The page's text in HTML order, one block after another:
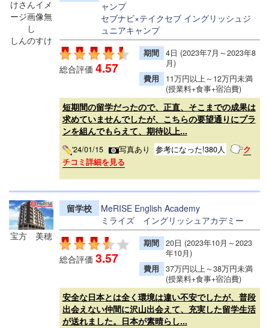
しんのすけ
ャンプ
セブナビ×テイクセブ イングリッシュジ
ュニアキャンプ
総合評価 4.57
期間
4日 (2023年7月～2023年8
月)
費用
11万円以上～12万円未満
(授業料+食事+宿泊費)
短期間の留学だったので、正直、そこまでの成果は
求めていませんでしたが、こちらの要望通りにプラ
ンを組んでもらえて、期待以上...
'24/01/15 写真あり 参考になった!380人
ク
チコミ詳細を見る
宝方 美穂
留学校
MeRISE English Academy
ミライズ イングリッシュアカデミー
総合評価 3.57
期間
20日 (2023年10月～2023
年10月)
費用
37万円以上～38万円未満
(授業料+食事+宿泊費)
安全な日本とは全く環境は違い不安でしたが、普段
出会えない仲間に沢山出会えて、充実した留学生活
が送れました。日本が素晴らし...